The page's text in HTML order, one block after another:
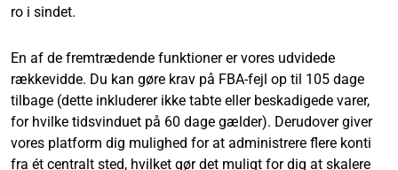
ro i sindet.
En af de fremtrædende funktioner er vores udvidede
rækkevidde. Du kan gøre krav på FBA-fejl op til 105 dage
tilbage (dette inkluderer ikke tabte eller beskadigede varer,
for hvilke tidsvinduet på 60 dage gælder). Derudover giver
vores platform dig mulighed for at administrere flere konti
fra ét centralt sted, hvilket gør det muligt for dig at skalere